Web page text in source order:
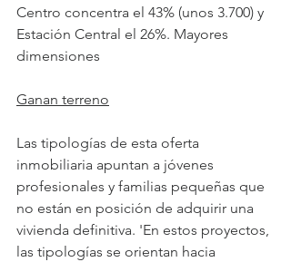
Centro concentra el 43% (unos 3.700) y
Estación Central el 26%. Mayores
dimensiones
Ganan terreno
Las tipologías de esta oferta
inmobiliaria apuntan a jóvenes
profesionales y familias pequeñas que
no están en posición de adquirir una
vivienda definitiva. 'En estos proyectos,
las tipologías se orientan hacia